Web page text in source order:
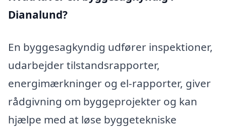
Dianalund?
En byggesagkyndig udfører inspektioner,
udarbejder tilstandsrapporter,
energimærkninger og el-rapporter, giver
rådgivning om byggeprojekter og kan
hjælpe med at løse byggetekniske